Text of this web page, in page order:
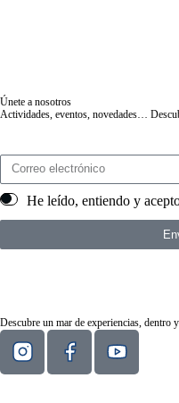
Únete a nosotros
Actividades, eventos, novedades…
He leído, entiendo y
Descubre un mar de experiencias, dentro